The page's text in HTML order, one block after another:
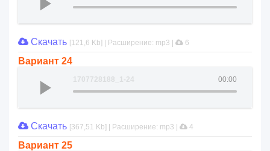
Скачать [121,6 Kb] | Расширение: mp3 | 6
Вариант 24
00:00
1707728188_1-24
Скачать [367,51 Kb] | Расширение: mp3 | 4
Вариант 25